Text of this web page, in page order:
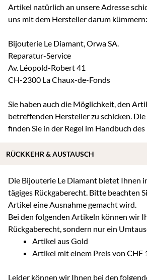
Artikel natürlich an unsere Adresse
uns mit dem Hersteller darum kümmern:
Bijouterie Le Diamant, Orwa SA.
Reparatur-Service
Av. Léopold-Robert 41
CH-2300 La Chaux-de-Fonds
Sie haben auch die Möglichkeit, den
betreffenden Hersteller zu schicken.
finden Sie in der Regel im Handbuch
Die Bijouterie Le Diamant bietet Ihnen
tägiges Rückgaberecht. Bitte beachten
Artikel eine Ausnahme gemacht wird.
Bei den folgenden Artikeln können wir
Rückgaberecht, sondern nur ein
Artikel aus Gold
Artikel mit einem Preis von CHF
Leider können wir Ihnen bei den
RÜCKKEHR & AUSTAUSCH